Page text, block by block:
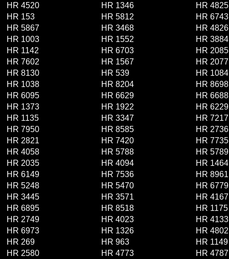
HR 4520
HR 1346
HR 4825
HR 153
HR 5812
HR 6743
HR 5867
HR 3468
HR 4826
HR 1003
HR 1552
HR 3884
HR 1142
HR 6703
HR 2085
HR 7602
HR 1567
HR 2077
HR 8130
HR 539
HR 1084
HR 1038
HR 8204
HR 8698
HR 6095
HR 6629
HR 6688
HR 1373
HR 1922
HR 6229
HR 1135
HR 3347
HR 7217
HR 7950
HR 8585
HR 2736
HR 2821
HR 7420
HR 7735
HR 4058
HR 5788
HR 5789
HR 2035
HR 4094
HR 1464
HR 6149
HR 7536
HR 8961
HR 5248
HR 5470
HR 6779
HR 3445
HR 3571
HR 4167
HR 6895
HR 8518
HR 1175
HR 2749
HR 4023
HR 4133
HR 6973
HR 1326
HR 4802
HR 269
HR 963
HR 1149
HR 2580
HR 4773
HR 4787